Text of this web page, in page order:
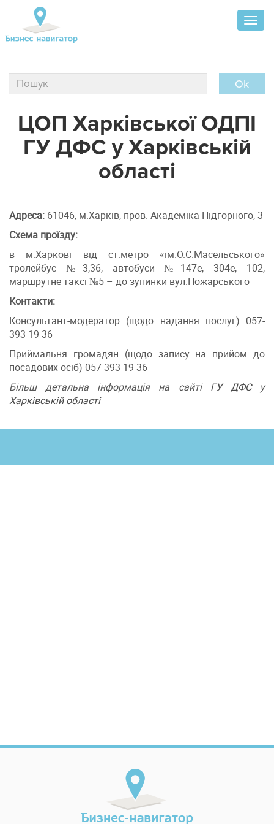
Ok
ЦОП Харківської ОДПІ
ГУ ДФС у Харківській
області
Адреса: 61046, м.Харків, пров. Академіка Підгорного, 3
Схема проїзду:
в м.Харкові від ст.метро «ім.О.С.Масельського»
тролейбус №3,36, автобуси №147е, 304е, 102,
маршрутне таксі №5 – до зупинки вул.Пожарського
Контакти:
Консультант-модератор (щодо надання послуг) 057-
393-19-36
Приймальня громадян (щодо запису на прийом до
посадових осіб) 057-393-19-36
Більш детальна інформація на сайті ГУ ДФС у
Харківській області